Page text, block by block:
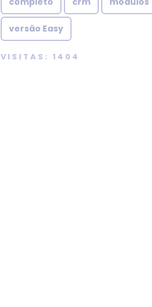
versão Easy
VISITAS: 1404